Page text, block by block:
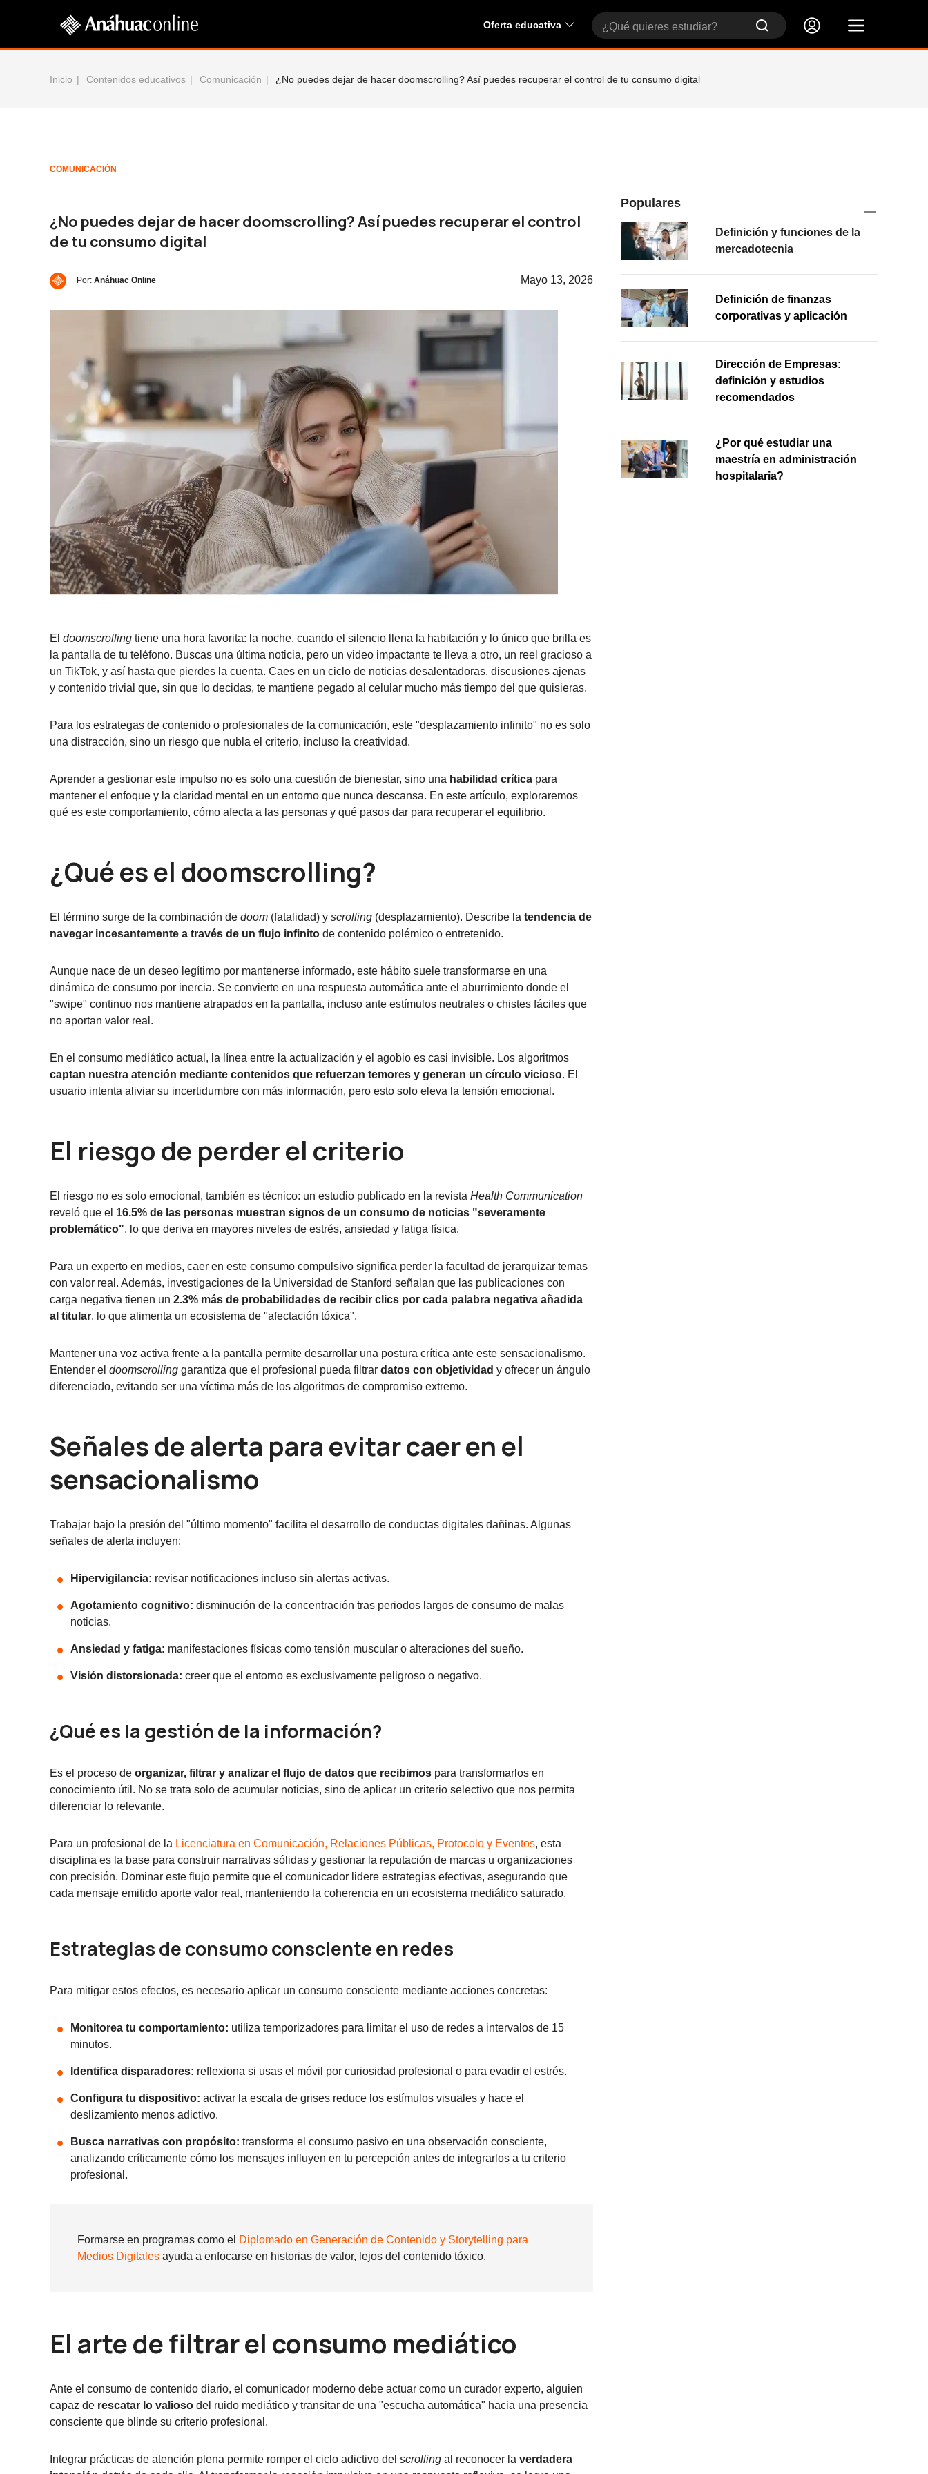
Oferta educativa
Inicio Contenidos educativos Comunicación ¿No puedes dejar de hacer doomscrolling? Así puedes recuperar el control de tu consumo digital
COMUNICACIÓN
¿No puedes dejar de hacer doomscrolling?Así puedes recuperar el control
de tu consumo digital
Por: Anáhuac Online Mayo 13, 2026
El doomscrolling tiene una hora favorita: la noche, cuando el silencio llena la habitación y lo único que brilla es
la pantalla de tu teléfono. Buscas una última noticia, pero un video impactante te lleva a otro, un reel gracioso a
un TikTok, y así hasta que pierdes la cuenta. Caes en un ciclo de noticias desalentadoras, discusiones ajenas
y contenido trivial que, sin que lo decidas, te mantiene pegado al celular mucho más tiempo del que quisieras.
Para los estrategas de contenido o profesionales de la comunicación, este "desplazamiento infinito" no es solo
una distracción, sino un riesgo que nubla el criterio, incluso la creatividad.
Aprender a gestionar este impulso no es solo una cuestión de bienestar, sino una habilidad crítica para
mantener el enfoque y la claridad mental en un entorno que nunca descansa. En este artículo, exploraremos
qué es este comportamiento, cómo afecta a las personas y qué pasos dar para recuperar el equilibrio.
¿Qué es el doomscrolling?
El término surge de la combinación de doom (fatalidad) y scrolling (desplazamiento). Describe la tendencia de
navegar incesantemente a través de un flujo infinito de contenido polémico o entretenido.
Aunque nace de un deseo legítimo por mantenerse informado, este hábito suele transformarse en una
dinámica de consumo por inercia. Se convierte en una respuesta automática ante el aburrimiento donde el
"swipe" continuo nos mantiene atrapados en la pantalla, incluso ante estímulos neutrales o chistes fáciles que
no aportan valor real.
En el consumo mediático actual, la línea entre la actualización y el agobio es casi invisible. Los algoritmos
captan nuestra atención mediante contenidos que refuerzan temores y generan un círculo vicioso. El
usuario intenta aliviar su incertidumbre con más información, pero esto solo eleva la tensión emocional.
El riesgo de perder el criterio
El riesgo no es solo emocional, también es técnico: un estudio publicado en la revista Health Communication
reveló que el 16.5% de las personas muestran signos de un consumo de noticias "severamente
problemático", lo que deriva en mayores niveles de estrés, ansiedad y fatiga física.
Para un experto en medios, caer en este consumo compulsivo significa perder la facultad de jerarquizar temas
con valor real. Además, investigaciones de la Universidad de Stanford señalan que las publicaciones con
carga negativa tienen un 2.3% más de probabilidades de recibir clics por cada palabra negativa añadida
al titular, lo que alimenta un ecosistema de "afectación tóxica".
Mantener una voz activa frente a la pantalla permite desarrollar una postura crítica ante este sensacionalismo.
Entender el doomscrolling garantiza que el profesional pueda filtrar datos con objetividad y ofrecer un ángulo
diferenciado, evitando ser una víctima más de los algoritmos de compromiso extremo.
Señales de alerta para evitar caer en el
sensacionalismo
Trabajar bajo la presión del "último momento" facilita el desarrollo de conductas digitales dañinas. Algunas
señales de alerta incluyen:
Hipervigilancia: revisar notificaciones incluso sin alertas activas.
Agotamiento cognitivo: disminución de la concentración tras periodos largos de consumo de malas
noticias.
Ansiedad y fatiga: manifestaciones físicas como tensión muscular o alteraciones del sueño.
Visión distorsionada: creer que el entorno es exclusivamente peligroso o negativo.
¿Qué es la gestión de la información?
Es el proceso de organizar, filtrar y analizar el flujo de datos que recibimos para transformarlos en
conocimiento útil. No se trata solo de acumular noticias, sino de aplicar un criterio selectivo que nos permita
diferenciar lo relevante.
Para un profesional de la Licenciatura en Comunicación, Relaciones Públicas, Protocolo y Eventos, esta
disciplina es la base para construir narrativas sólidas y gestionar la reputación de marcas u organizaciones
con precisión. Dominar este flujo permite que el comunicador lidere estrategias efectivas, asegurando que
cada mensaje emitido aporte valor real, manteniendo la coherencia en un ecosistema mediático saturado.
Estrategias de consumo consciente en redes
Para mitigar estos efectos, es necesario aplicar un consumo consciente mediante acciones concretas:
Monitorea tu comportamiento: utiliza temporizadores para limitar el uso de redes a intervalos de 15
minutos.
Identifica disparadores: reflexiona si usas el móvil por curiosidad profesional o para evadir el estrés.
Configura tu dispositivo: activar la escala de grises reduce los estímulos visuales y hace el
deslizamiento menos adictivo.
Busca narrativas con propósito: transforma el consumo pasivo en una observación consciente,
analizando críticamente cómo los mensajes influyen en tu percepción antes de integrarlos a tu criterio
profesional.
Formarse en programas como el Diplomado en Generación de Contenido y Storytelling para
Medios Digitales ayuda a enfocarse en historias de valor, lejos del contenido tóxico.
El arte de filtrar el consumo mediático
Ante el consumo de contenido diario, el comunicador moderno debe actuar como un curador experto, alguien
capaz de rescatar lo valioso del ruido mediático y transitar de una "escucha automática" hacia una presencia
consciente que blinde su criterio profesional.
Integrar prácticas de atención plena permite romper el ciclo adictivo del scrolling al reconocer la verdadera
Populares
Definición y funciones de la
mercadotecnia
Definición de finanzas
corporativas y aplicación
Dirección de Empresas:
definición y estudios
recomendados
¿Por qué estudiar una
maestría en administración
hospitalaria?